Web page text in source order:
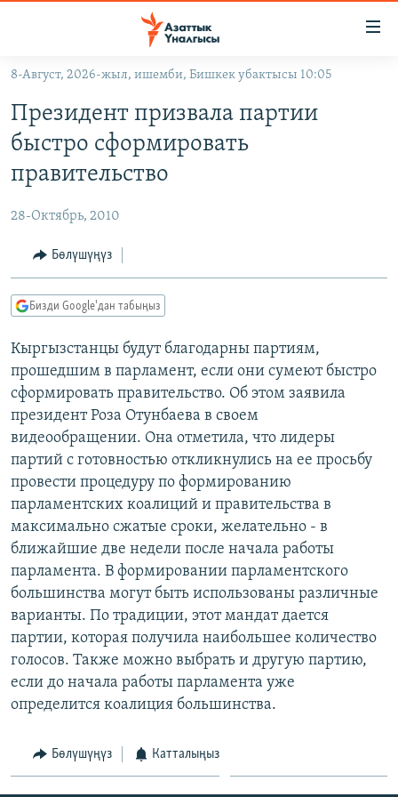
Навигацияга
өтүңүз
Издөөгө
салыңыз
КЫРГЫЗСТАН
КЫРГЫЗСТАН
ЭКОНОМИКА
МАДАНИЯТ
ДҮЙНӨ
БОРБОР АЗИЯ
УКРАИНА
АТАЙЫН ИЛИКТӨӨ
ТВ ПРОГРАММАЛАР
ЭКСПЕРТТЕР ТАЛДАЙТ
БИЗ ЖАНА ДҮЙНӨ
ЭЖЕ-СИҢДИЛЕР
АЗАТТЫК+
ЫҢГАЙСЫЗ СУРООЛОР
ӨЗГӨЧӨ ПИКИР
Русский
ОНЛАЙН ШЕРИНЕ
ЭЕ/АРнун бардык сайттары
8-Август, 2026-жыл, ишемби, Бишкек убактысы 10:05
Президент призвала партии
быстро сформировать
правительство
28-Октябрь, 2010
Бөлүшүңүз
Бизди Google'дан табыңыз
Кыргызстанцы будут благодарны партиям,
прошедшим в парламент, если они сумеют быстро
сформировать правительство. Об этом заявила
президент Роза Отунбаева в своем
видеообращении. Она отметила, что лидеры
партий с готовностью откликнулись на ее просьбу
провести процедуру по формированию
парламентских коалиций и правительства в
максимально сжатые сроки, желательно - в
ближайшие две недели после начала работы
парламента. В формировании парламентского
большинства могут быть использованы различные
варианты. По традиции, этот мандат дается
партии, которая получила наибольшее количество
голосов. Также можно выбрать и другую партию,
если до начала работы парламента уже
определится коалиция большинства.
Бөлүшүңүз Катталыңыз